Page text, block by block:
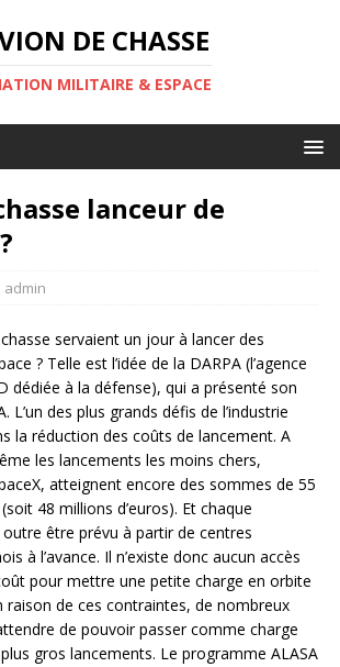
DE CHASSE
MILITAIRE & ESPACE
lanceur de
admin
servaient un jour à lancer des
? Telle est l’idée de la DARPA (l’agence
dédiée à la défense), qui a présenté son
L’un des plus grands défis de l’industrie
la réduction des coûts de lancement. A
les lancements les moins chers,
atteignent encore des sommes de 55
48 millions d’euros). Et chaque
être prévu à partir de centres
à l’avance. Il n’existe donc aucun accès
pour mettre une petite charge en orbite
raison de ces contraintes, de nombreux
de pouvoir passer comme charge
gros lancements. Le programme ALASA